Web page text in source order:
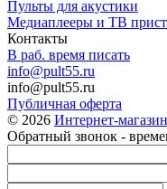
Пульты для акустики
Медиаплееры и ТВ
Контакты
В раб. время писать
info@pult55.ru
info@pult55.ru
Публичная оферта
© 2026 Интернет-
Обратный звонок -